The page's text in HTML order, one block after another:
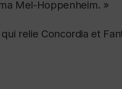
Mel-Hoppenheim. »
relie Concordia et